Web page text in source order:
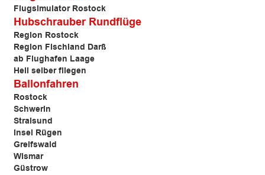
Flugsimulator Rostock
Hubschrauber Rundflüge
Region Rostock
Region Fischland Darß
ab Flughafen Laage
Heli selber fliegen
Ballonfahren
Rostock
Schwerin
Stralsund
Insel Rügen
Greifswald
Wismar
Güstrow